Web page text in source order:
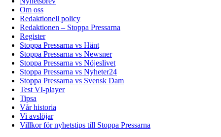
Om oss
Redaktionell policy
Redaktionen – Stoppa Pressarna
Register
Stoppa Pressarna vs Hänt
Stoppa Pressarna vs Newsner
Stoppa Pressarna vs Nöjeslivet
Stoppa Pressarna vs Nyheter24
Stoppa Pressarna vs Svensk Dam
Test VI-player
Tipsa
Vår historia
Vi avslöjar
Villkor för nyhetstips till Stoppa Pressarna